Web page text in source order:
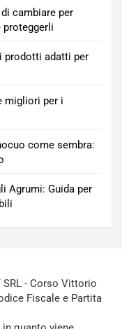
cambiare per
proteggerli
prodotti adatti per
migliori per i
come sembra:
Agrumi: Guida per
- Corso Vittorio
Fiscale e Partita